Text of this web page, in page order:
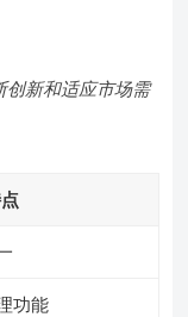
创新和适应市场需
功能